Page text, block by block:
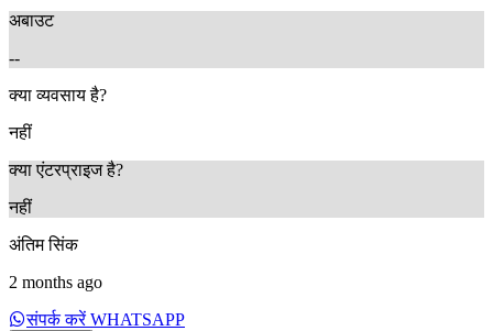
अबाउट
--
क्या व्यवसाय है?
नहीं
क्या एंटरप्राइज है?
नहीं
अंतिम सिंक
2 months ago
संपर्क करें WHATSAPP